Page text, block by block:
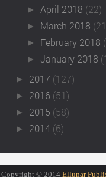
►April 2018 (22)
► March 2018
► February 2018
►January 2018
► 2017 (127)
► 2016 (51)
► 2015 (58)
► 2014 (6)
Copyright © 2014 Ellunar